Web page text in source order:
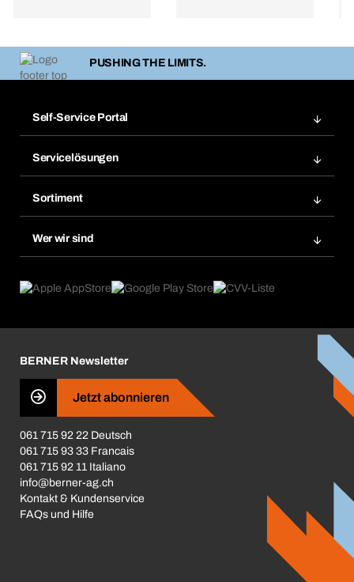
PUSHING THE LIMITS.
Self-Service Portal
Merklisten
Nachbestellung
Dauerauftrag
Servicelösungen
Gefahrenstoffdatenbank
eProcurement
Produktfinder
Sortiment
Wer wir sind
Was uns antreibt
Business Conduct
BERNER Newsletter
Jetzt abonnieren
061 715 92 22 Deutsch
061 715 93 33 Francais
061 715 92 11 Italiano
info@berner-ag.ch
Kontakt & Kundenservice
FAQs und Hilfe